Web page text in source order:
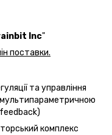
Inc"
поставки.
та управління
комплекс